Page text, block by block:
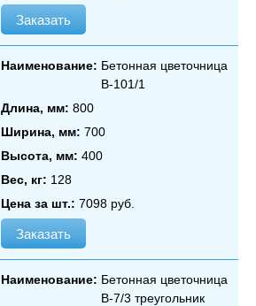
Заказать
Наименование: Бетонная цветочница
В‑101/1
Длина, мм: 800
Ширина, мм: 700
Высота, мм: 400
Вес, кг: 128
Цена за шт.: 7098 руб.
Заказать
Наименование: Бетонная цветочница
В‑7/3 треугольник